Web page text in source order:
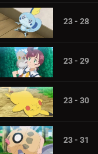
23 - 28
23 - 29
23 - 30
23 - 31